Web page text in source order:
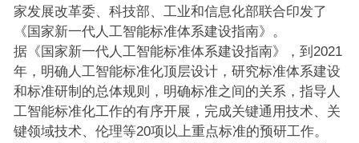
家发展改革委、科技部、工业和信息化部联合印发了
《国家新一代人工智能标准体系建设指南》。
据《国家新一代人工智能标准体系建设指南》，到2021
年，明确人工智能标准化顶层设计，研究标准体系建设
和标准研制的总体规则，明确标准之间的关系，指导人
工智能标准化工作的有序开展，完成关键通用技术、关
键领域技术、伦理等20项以上重点标准的预研工作。